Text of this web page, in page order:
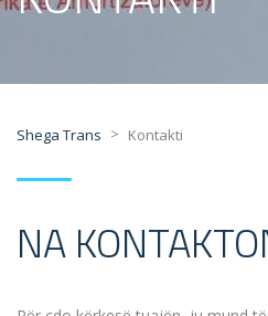
Shega Trans > Kontakti
NA